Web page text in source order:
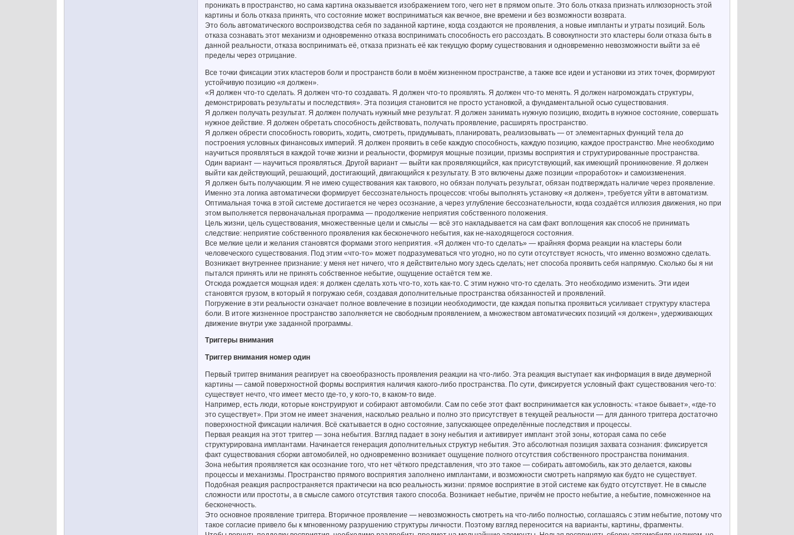
проникать в пространство, но сама картина оказывается изображением того, чего нет в прямом опыте. Это боль отказа признать иллюзорность этой
картины и боль отказа принять, что состояние может восприниматься как вечное, вне времени и без возможности возврата.
Это боль автоматического воспроизводства себя по заданной картине, когда создаются не проявления, а новые импланты и утраты позиций. Боль
отказа сознавать этот механизм и одновременно отказа воспринимать способность его рассоздать. В совокупности это кластеры боли отказа быть в
данной реальности, отказа воспринимать её, отказа признать её как текущую форму существования и одновременно невозможности выйти за её
пределы через отрицание.
Все точки фиксации этих кластеров боли и пространств боли в моём жизненном пространстве, а также все идеи и установки из этих точек, формируют
устойчивую позицию «я должен».
«Я должен что-то сделать. Я должен что-то создавать. Я должен что-то проявлять. Я должен что-то менять. Я должен нагромождать структуры,
демонстрировать результаты и последствия». Эта позиция становится не просто установкой, а фундаментальной осью существования.
Я должен получать результат. Я должен получать нужный мне результат. Я должен занимать нужную позицию, входить в нужное состояние, совершать
нужное действие. Я должен обретать способность действовать, получать проявление, расширять пространство.
Я должен обрести способность говорить, ходить, смотреть, придумывать, планировать, реализовывать — от элементарных функций тела до
построения условных финансовых империй. Я должен проявить в себе каждую способность, каждую позицию, каждое пространство. Мне необходимо
научиться проявляться в каждой точке жизни и реальности, формируя мощные позиции, призмы восприятия и структурированные пространства.
Один вариант — научиться проявляться. Другой вариант — выйти как проявляющийся, как присутствующий, как имеющий проникновение. Я должен
выйти как действующий, решающий, достигающий, двигающийся к результату. В это включены даже позиции «проработок» и самоизменения.
Я должен быть получающим. Я не имею существования как такового, но обязан получать результат, обязан подтверждать наличие через проявление.
Именно эта логика автоматически формирует бессознательность процессов: чтобы выполнять установку «я должен», требуется уйти в автоматизм.
Оптимальная точка в этой системе достигается не через осознание, а через углубление бессознательности, когда создаётся иллюзия движения, но при
этом выполняется первоначальная программа — продолжение неприятия собственного положения.
Цель жизни, цель существования, множественные цели и смыслы — всё это накладывается на сам факт воплощения как способ не принимать
следствие: неприятие собственного проявления как бесконечного небытия, как не-находящегося состояния.
Все мелкие цели и желания становятся формами этого неприятия. «Я должен что-то сделать» — крайняя форма реакции на кластеры боли
человеческого существования. Под этим «что-то» может подразумеваться что угодно, но по сути отсутствует ясность, что именно возможно сделать.
Возникает внутреннее признание: у меня нет ничего, что я действительно могу здесь сделать; нет способа проявить себя напрямую. Сколько бы я ни
пытался принять или не принять собственное небытие, ощущение остаётся тем же.
Отсюда рождается мощная идея: я должен сделать хоть что-то, хоть как-то. С этим нужно что-то сделать. Это необходимо изменить. Эти идеи
становятся грузом, в который я погружаю себя, создавая дополнительные пространства обязанностей и проявлений.
Погружение в эти реальности означает полное вовлечение в позиции необходимости, где каждая попытка проявиться усиливает структуру кластера
боли. В итоге жизненное пространство заполняется не свободным проявлением, а множеством автоматических позиций «я должен», удерживающих
движение внутри уже заданной программы.
Триггеры внимания
Триггер внимания номер один
Первый триггер внимания реагирует на своеобразность проявления реакции на что-либо. Эта реакция выступает как информация в виде двумерной
картины — самой поверхностной формы восприятия наличия какого-либо пространства. По сути, фиксируется условный факт существования чего-то:
существует нечто, что имеет место где-то, у кого-то, в каком-то виде.
Например, есть люди, которые конструируют и собирают автомобили. Сам по себе этот факт воспринимается как условность: «такое бывает», «где-то
это существует». При этом не имеет значения, насколько реально и полно это присутствует в текущей реальности — для данного триггера достаточно
поверхностной фиксации наличия. Всё скатывается в одно состояние, запускающее определённые последствия и процессы.
Первая реакция на этот триггер — зона небытия. Взгляд падает в зону небытия и активирует имплант этой зоны, которая сама по себе
структурирована имплантами. Начинается генерация дополнительных структур небытия. Это абсолютная позиция захвата сознания: фиксируется
факт существования сборки автомобилей, но одновременно возникает ощущение полного отсутствия собственного пространства понимания.
Зона небытия проявляется как осознание того, что нет чёткого представления, что это такое — собирать автомобиль, как это делается, каковы
процессы и механизмы. Пространство прямого восприятия заполнено имплантами, и возможности смотреть напрямую как будто не существует.
Подобная реакция распространяется практически на всю реальность жизни: прямое восприятие в этой системе как будто отсутствует. Не в смысле
сложности или простоты, а в смысле самого отсутствия такого способа. Возникает небытие, причём не просто небытие, а небытие, помноженное на
бесконечность.
Это основное проявление триггера. Вторичное проявление — невозможность смотреть на что-либо полностью, соглашаясь с этим небытие, потому что
такое согласие привело бы к мгновенному разрушению структуры личности. Поэтому взгляд переносится на варианты, картины, фрагменты.